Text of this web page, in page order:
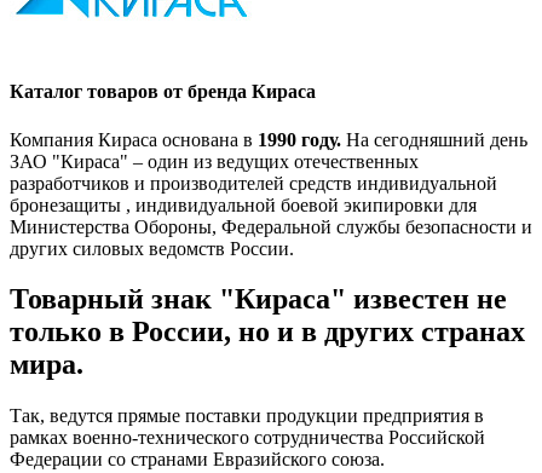
Каталог товаров от бренда Кираса
Компания Кираса основана в 1990 году. На сегодняшний день
ЗАО "Кираса" – один из ведущих отечественных
разработчиков и производителей средств индивидуальной
бронезащиты , индивидуальной боевой экипировки для
Министерства Обороны, Федеральной службы безопасности и
других силовых ведомств России.
Товарный знак "Кираса" известен не
только в России, но и в других странах
мира.
Так, ведутся прямые поставки продукции предприятия в
рамках военно-технического сотрудничества Российской
Федерации со странами Евразийского союза.